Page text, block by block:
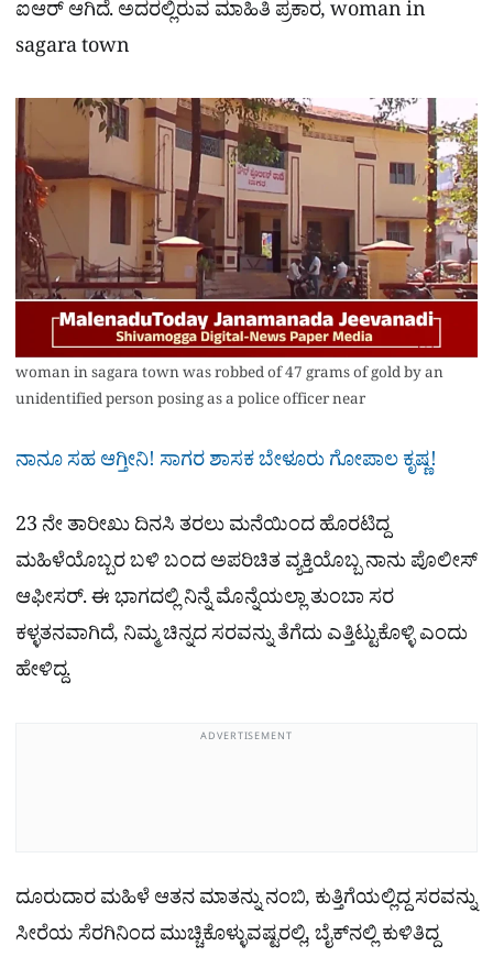
ಐಆರ್ ಆಗಿದೆ. ಅದರಲ್ಲಿರುವ ಮಾಹಿತಿ ಪ್ರಕಾರ, woman in
sagara town
woman in sagara town was robbed of 47 grams of gold by an
unidentified person posing as a police officer near
ನಾನೂ ಸಹ ಆಗ್ತೀನಿ! ಸಾಗರ ಶಾಸಕ ಬೇಳೂರು ಗೋಪಾಲ ಕೃಷ್ಣ!
23 ನೇ ತಾರೀಖು ದಿನಸಿ ತರಲು ಮನೆಯಿಂದ ಹೊರಟಿದ್ದ
ಮಹಿಳೆಯೊಬ್ಬರ ಬಳಿ ಬಂದ ಅಪರಿಚಿತ ವ್ಯಕ್ತಿಯೊಬ್ಬ ನಾನು ಪೊಲೀಸ್
ಆಫೀಸರ್. ಈ ಭಾಗದಲ್ಲಿ ನಿನ್ನೆ ಮೊನ್ನೆಯಲ್ಲಾ ತುಂಬಾ ಸರ
ಕಳ್ಳತನವಾಗಿದೆ, ನಿಮ್ಮ ಚಿನ್ನದ ಸರವನ್ನು ತೆಗೆದು ಎತ್ತಿಟ್ಟುಕೊಳ್ಳಿ ಎಂದು
ಹೇಳಿದ್ದ.
ADVERTISEMENT
ದೂರುದಾರ ಮಹಿಳೆ ಆತನ ಮಾತನ್ನು ನಂಬಿ, ಕುತ್ತಿಗೆಯಲ್ಲಿದ್ದ ಸರವನ್ನು
ಸೀರೆಯ ಸೆರಗಿನಿಂದ ಮುಚ್ಚಿಕೊಳ್ಳುವಷ್ಟರಲ್ಲಿ, ಬೈಕ್‌ನಲ್ಲಿ ಕುಳಿತಿದ್ದ